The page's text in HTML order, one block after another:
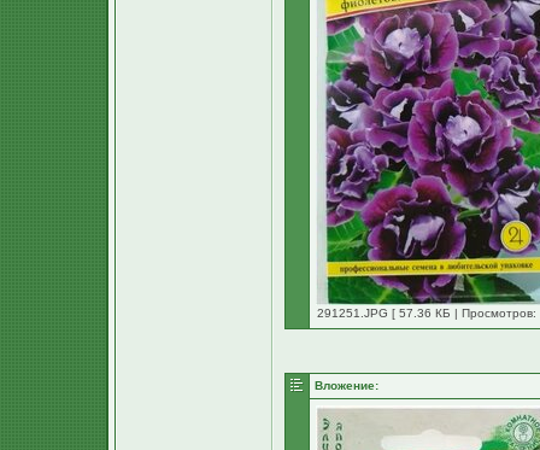
291251.JPG [ 57.36 КБ | Просмотров:
Вложение: